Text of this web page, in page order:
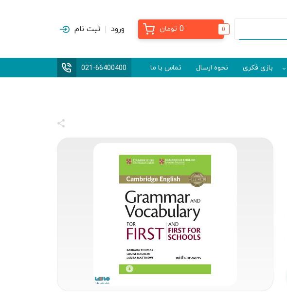
0
0 تومان ورود ثبت نام
بازی فکری نحوه ارسال تماس با ما 021-66400400